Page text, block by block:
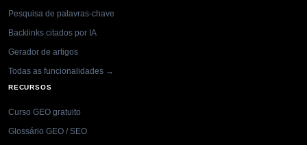
Pesquisa de palavras-chave
Backlinks citados por IA
Gerador de artigos
Todas as funcionalidades →
RECURSOS
Curso GEO gratuito
Glossário GEO / SEO